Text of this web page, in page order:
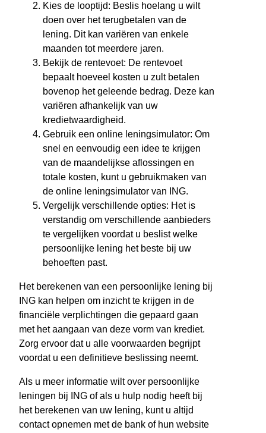
Kies de looptijd: Beslis hoelang u wilt
doen over het terugbetalen van de
lening. Dit kan variëren van enkele
maanden tot meerdere jaren.
Bekijk de rentevoet: De rentevoet
bepaalt hoeveel kosten u zult betalen
bovenop het geleende bedrag. Deze kan
variëren afhankelijk van uw
kredietwaardigheid.
Gebruik een online leningsimulator: Om
snel en eenvoudig een idee te krijgen
van de maandelijkse aflossingen en
totale kosten, kunt u gebruikmaken van
de online leningsimulator van ING.
Vergelijk verschillende opties: Het is
verstandig om verschillende aanbieders
te vergelijken voordat u beslist welke
persoonlijke lening het beste bij uw
behoeften past.
Het berekenen van een persoonlijke lening bij
ING kan helpen om inzicht te krijgen in de
financiële verplichtingen die gepaard gaan
met het aangaan van deze vorm van krediet.
Zorg ervoor dat u alle voorwaarden begrijpt
voordat u een definitieve beslissing neemt.
Als u meer informatie wilt over persoonlijke
leningen bij ING of als u hulp nodig heeft bij
het berekenen van uw lening, kunt u altijd
contact opnemen met de bank of hun website